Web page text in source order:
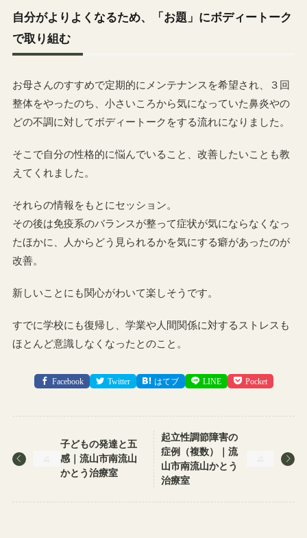
自分がよりよくなるため、「お題」にボディートーク
で取り組む
お母さんのすすめで定期的にメンテナンスを希望され、３回
整体をやったのち、小さいころから気になっていた鼻炎やの
どの不調に対してボディートークをする流れになりました。
そこで自分の性格的に悩んでいること、改善したいことも教
えてくれました。
それらの情報をもとにセッション。
その後は免疫系のバランスが整って症状が気にならなくなっ
たほかに、人からどう見られるかを気にする癖があったのが
改善。
新しいことにも関心がわいて楽しそうです。
すでに学校にも復帰し、学業や人間関係に対するストレスも
ほとんど意識しなくなったとのこと。
Facebook Twitter はてブ LINE Pocket
子どもの発達と五
感｜流山市南流山
かとう治療室
起立性調節障害の
症例（複数）｜流
山市南流山かとう
治療室